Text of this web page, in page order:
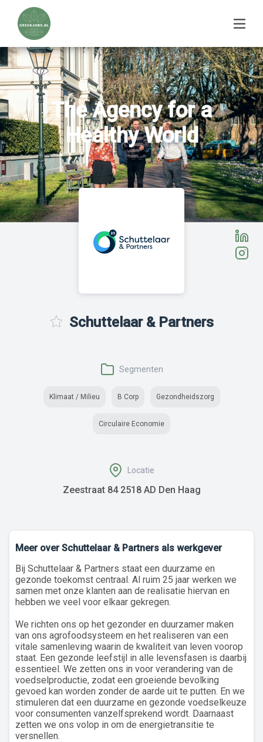
The Agency for a
Healthy World
Schuttelaar & Partners
Segmenten
Klimaat / Milieu B Corp Gezondheidszorg
Circulaire Economie
Locatie
Zeestraat 84 2518 AD Den Haag
Meer over Schuttelaar & Partners als werkgever
Bij Schuttelaar & Partners staat een duurzame en
gezonde toekomst centraal. Al ruim 25 jaar werken we
samen met onze klanten aan de realisatie hiervan en
hebben we veel voor elkaar gekregen.
We richten ons op het gezonder en duurzamer maken
van ons agrofoodsysteem en het realiseren van een
vitale samenleving waarin de kwaliteit van leven voorop
staat. Een gezonde leefstijl in alle levensfasen is daarbij
essentieel. We zetten ons in voor verandering van de
voedselproductie, zodat een groeiende bevolking
gevoed kan worden zonder de aarde uit te putten. En we
stimuleren dat een duurzame en gezonde voedselkeuze
voor consumenten vanzelfsprekend wordt. Daarnaast
zetten we ons volop in om de energietransitie te
versnellen.